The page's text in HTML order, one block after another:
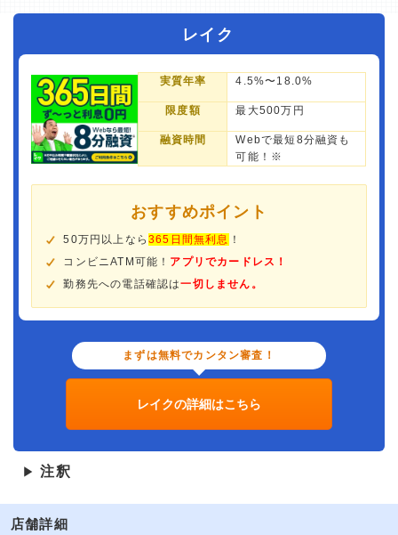
レイク
実質年率 4.5%〜18.0%
限度額 最大500万円
融資時間
Webで最短8分融資も
可能！※
おすすめポイント
50万円以上なら365日間無利息 ！
コンビニATM可能！ アプリでカードレス！
勤務先への電話確認は一切しません。
まずは無料でカンタン審査！
レイクの詳細はこちら
▶ 注釈
店舗詳細